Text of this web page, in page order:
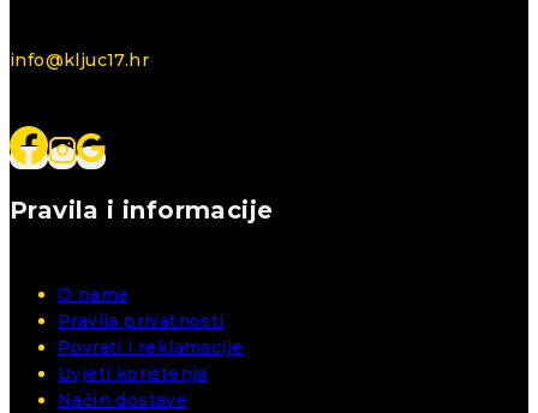
info@kljuc17.hr
Pravila i informacije
O nama
Pravila privatnosti
Povrati i reklamacije
Uvjeti korištenja
Način dostave